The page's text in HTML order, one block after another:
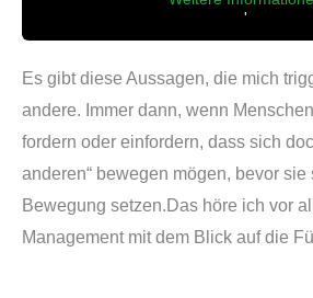
'
Es gibt diese Aussagen, die mich
andere. Immer dann, wenn
fordern oder einfordern, dass sich
anderen“ bewegen mögen, bevor sie
Bewegung setzen.Das höre ich vor
Management mit dem Blick auf die